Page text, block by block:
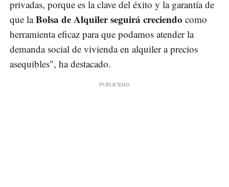
privadas, porque es la clave del éxito y la garantía de
que laBolsa de Alquiler seguirá creciendo como
herramienta eficaz para que podamos atender la
demanda social de vivienda en alquiler a precios
asequibles", ha destacado.